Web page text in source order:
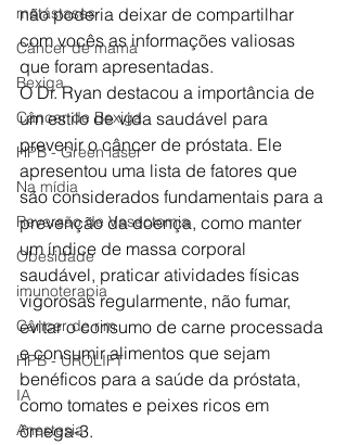
metástases
Câncer de mama
Bexiga
Câncer de Bexiga
HPB - Green laser
Na mídia
Reversão de Vasectomia
Obesidade
imunoterapia
Câncer de rim
HPB - UROLIFT
IA
Anestesia
não poderia deixar de compartilhar
com vocês as informações valiosas
que foram apresentadas.
O Dr. Ryan destacou a importância de
um estilo de vida saudável para
prevenir o câncer de próstata. Ele
apresentou uma lista de fatores que
são considerados fundamentais para a
prevenção da doença, como manter
um índice de massa corporal
saudável, praticar atividades físicas
vigorosas regularmente, não fumar,
evitar o consumo de carne processada
e consumir alimentos que sejam
benéficos para a saúde da próstata,
como tomates e peixes ricos em
ômega-3.